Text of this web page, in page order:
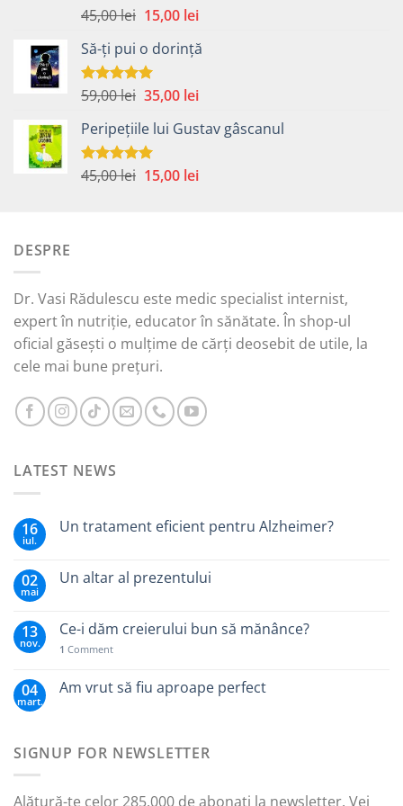
Evaluat la
45,00lei Prețul
a
fost:
45,00 lei.
15,00 leiPrețul
este:
Să-ți pui o dorință
Evaluat la
59,00lei Prețul
a
fost:
59,00 lei.
35,00 leiPrețul
este:
Peripețiile lui Gustav gâscanul
Evaluat la
45,00lei Prețul
15,00 leiPrețul
DESPRE
Dr. Vasi Rădulescu este medic specialist internist,
expert în nutriție, educator în sănătate. În shop-ul
oficial găsești o mulțime de cărți deosebit de utile, la
cele mai bune prețuri.
LATEST NEWS
16
iul.
Un tratament eficient pentru Alzheimer?
02
mai
Un altar al prezentului
13
nov.
Ce-i dăm creierului bun să mănânce?
1 Comment
04
mart.
Am vrut să fiu aproape perfect
SIGNUP FOR NEWSLETTER
Alătură-te celor 285.000 de abonați la newsletter. Vei